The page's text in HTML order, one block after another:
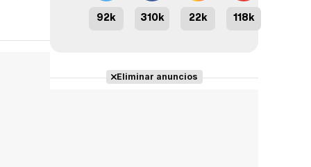
92k 310k 22k 118k
Eliminar anuncios